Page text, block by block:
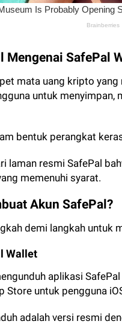
Mengenai SafePal
mata uang kripto
untuk menyimpan,
bentuk perangkat
laman resmi SafePal
memenuhi syarat.
Akun SafePal?
demi langkah untuk
Wallet
aplikasi
Store untuk pengguna
adalah versi resmi